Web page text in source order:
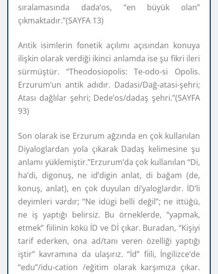
sıralamasında dada’os, “en büyük olan”
çıkmaktadır.”(SAYFA 13)
Antik isimlerin fonetik açılımı açısından konuya
ilişkin olarak verdiği ikinci anlamda ise şu fikri ileri
sürmüştür. “Theodosiopolis: Te-odo-si Opolis.
Erzurum’un antik adıdır. Dadasi/Dağ-atasi-şehri;
Atası dağlılar şehri; Dede’os/dadaş şehri.”(SAYFA
93)
Son olarak ise Erzurum ağzında en çok kullanılan
Diyaloglardan yola çıkarak Dadaş kelimesine şu
anlamı yüklemiştir.”Erzurum’da çok kullanılan “Di,
ha’di, digonuş, ne id’digin anlat, di bağam (de,
konuş, anlat), en çok duyulan di’yaloglardır. İD’li
deyimleri vardır; “Ne idügi belli değil”; ne ittüğü,
ne iş yaptığı belirsiz. Bu örneklerde, “yapmak,
etmek” fiilinin kökü İD ve Dİ çıkar. Buradan, “Kişiyi
tarif ederken, ona ad/tanı veren özelliği yaptığı
iştir” kavramına da ulaşırız. “İd” fiili, İngilizce’de
“edu”/idu-cation /eğitim olarak karşımıza çıkar.